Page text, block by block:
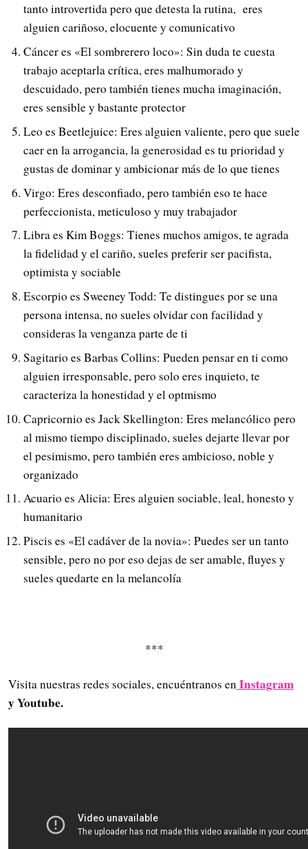
tanto introvertida pero que detesta la rutina, eres
alguien cariñoso, elocuente y comunicativo
Cáncer es «El sombrerero loco»: Sin duda te cuesta
trabajo aceptarla crítica, eres malhumorado y
descuidado, pero también tienes mucha imaginación,
eres sensible y bastante protector
Leo es Beetlejuice: Eres alguien valiente, pero que suele
caer en la arrogancia, la generosidad es tu prioridad y
gustas de dominar y ambicionar más de lo que tienes
Virgo: Eres desconfiado, pero también eso te hace
perfeccionista, meticuloso y muy trabajador
Libra es Kim Boggs: Tienes muchos amigos, te agrada
la fidelidad y el cariño, sueles preferir ser pacifista,
optimista y sociable
Escorpio es Sweeney Todd: Te distingues por se una
persona intensa, no sueles olvidar con facilidad y
consideras la venganza parte de ti
Sagitario es Barbas Collins: Pueden pensar en ti como
alguien irresponsable, pero solo eres inquieto, te
caracteriza la honestidad y el optmismo
Capricornio es Jack Skellington: Eres melancólico pero
al mismo tiempo disciplinado, sueles dejarte llevar por
el pesimismo, pero también eres ambicioso, noble y
organizado
Acuario es Alicia: Eres alguien sociable, leal, honesto y
humanitario
Piscis es «El cadáver de la novia»: Puedes ser un tanto
sensible, pero no por eso dejas de ser amable, fluyes y
sueles quedarte en la melancolía
***
Visita nuestras redes sociales, encuéntranos enInstagram
y Youtube.